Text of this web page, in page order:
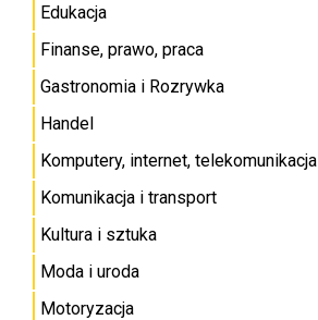
Edukacja
Finanse, prawo, praca
Gastronomia i Rozrywka
Handel
Komputery, internet, telekomunikacja
Komunikacja i transport
Kultura i sztuka
Moda i uroda
Motoryzacja